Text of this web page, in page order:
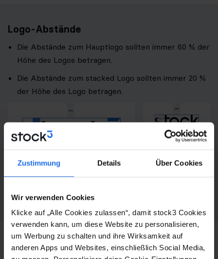
Zustimmung Details Über Cookies
Wir verwenden Cookies
Klicke auf „Alle Cookies zulassen“, damit stock3 Cookies
verwenden kann, um diese Website zu personalisieren,
um Werbung zu schalten und ihre Wirksamkeit auf
anderen Apps und Websites, einschließlich Social Media,
Logo-Abstände
Die Abstände zum Hauptlogo sollten immer 60 % der
Höhe des Logos betragen.
Die Abstände zum stacked Logo sollten immer 20 %
der Höhe des Logo betragen.
Logo auf Hintergründen und Farben